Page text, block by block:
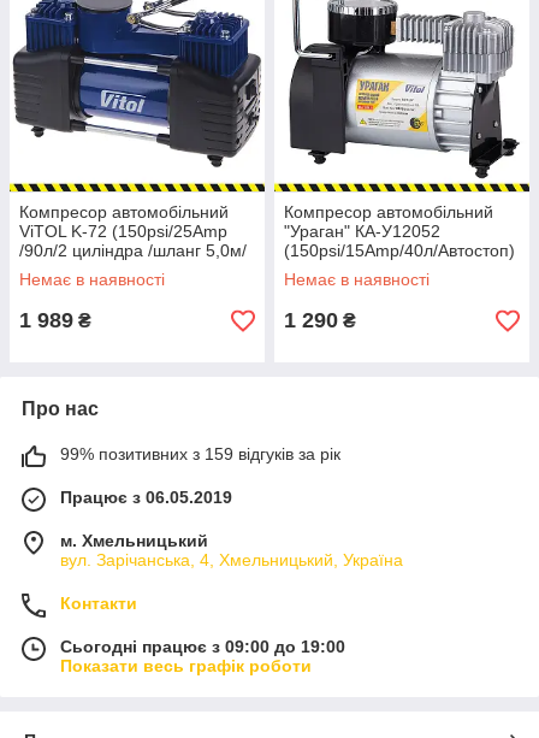
Компресор автомобільний
ViTOL K-72 (150psi/25Amp
/90л/2 циліндра /шланг 5,0м/
клеми)
Немає в наявності
1 989 ₴
Компресор автомобільний
"Ураган" КА-У12052
(150psi/15Amp/40л/Автостоп)
Немає в наявності
1 290 ₴
Про нас
99% позитивних з 159 відгуків за рік
Працює з 06.05.2019
м. Хмельницький
вул. Зарічанська, 4, Хмельницький, Україна
Контакти
Сьогодні працює з 09:00 до 19:00
Показати весь графік роботи